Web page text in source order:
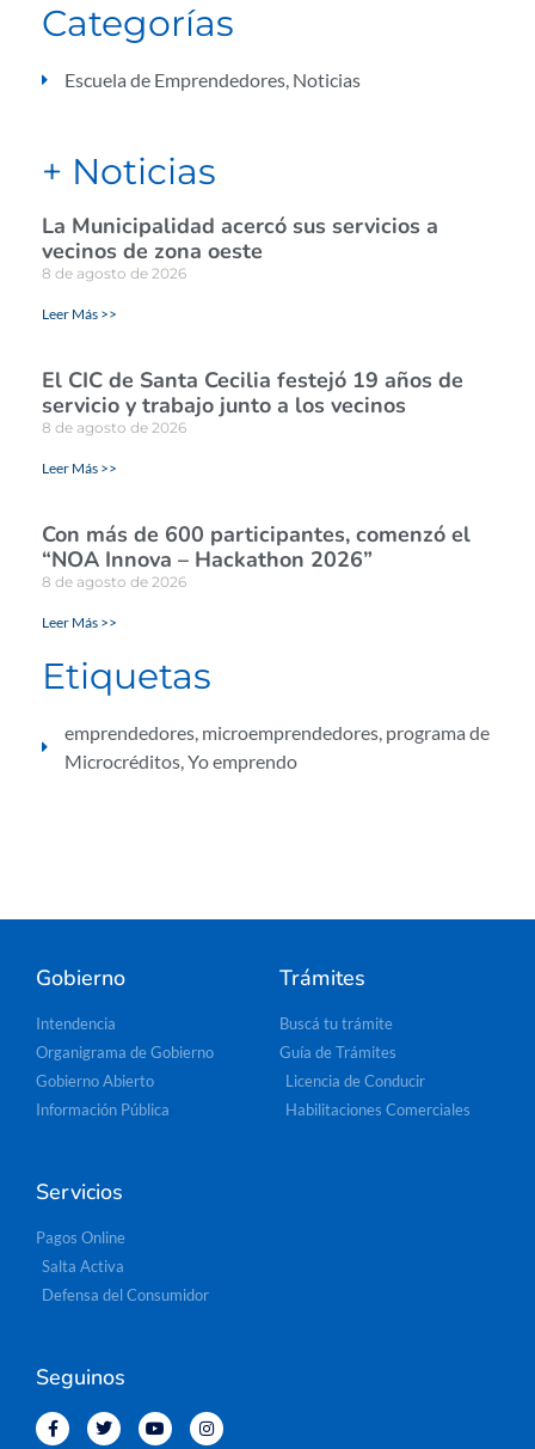
Categorías
Escuela de Emprendedores, Noticias
+ Noticias
La Municipalidad acercó sus servicios a
vecinos de zona oeste
8 de agosto de 2026
Leer Más >>
El CIC de Santa Cecilia festejó 19 años de
servicio y trabajo junto a los vecinos
8 de agosto de 2026
Leer Más >>
Con más de 600 participantes, comenzó el
“NOA Innova – Hackathon 2026”
8 de agosto de 2026
Leer Más >>
Etiquetas
emprendedores, microemprendedores, programa de
Microcréditos,Yo emprendo
Gobierno
Intendencia
Organigrama de Gobierno
Gobierno Abierto
Información Pública
Trámites
Buscá tu trámite
Guía de Trámites
Licencia de Conducir
Habilitaciones Comerciales
Servicios
Pagos Online
Salta Activa
Defensa del Consumidor
Seguinos